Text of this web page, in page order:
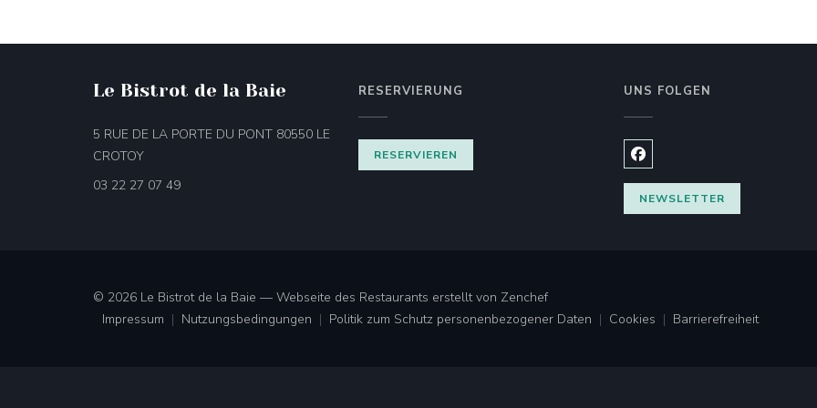
Le Bistrot de la Baie
5 RUE DE LA PORTE DU PONT 80550 LE
CROTOY((öffnet ein neues Fenster))
03 22 27 07 49
RESERVIERUNG
RESERVIEREN
UNS FOLGEN
Facebook ((öffnet ein neues
NEWSLETTER
© 2026 Le Bistrot de la Baie — Webseite des Restaurants erstellt von Zenchef((öffnet ein neues Fenster))
Impressum
((öffnet ein neues Fenster))
Nutzungsbedingungen
((öffnet ein neues Fenster))
Politik zum Schutz personenbezogener Daten
((öffnet ein neues Fenster))
Cookies
((öffnet ein neues Fenster))
Barrierefreiheit
((öffnet ein neues